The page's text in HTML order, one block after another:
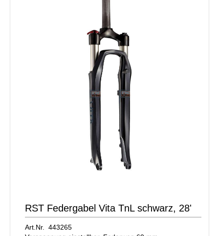
RST Federgabel Vita TnL schwarz, 28'
Art.Nr. 443265